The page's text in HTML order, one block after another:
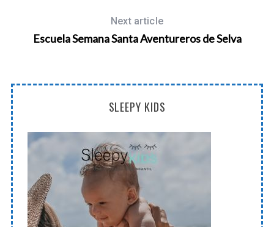
Next article
Escuela Semana Santa Aventureros de Selva
SLEEPY KIDS